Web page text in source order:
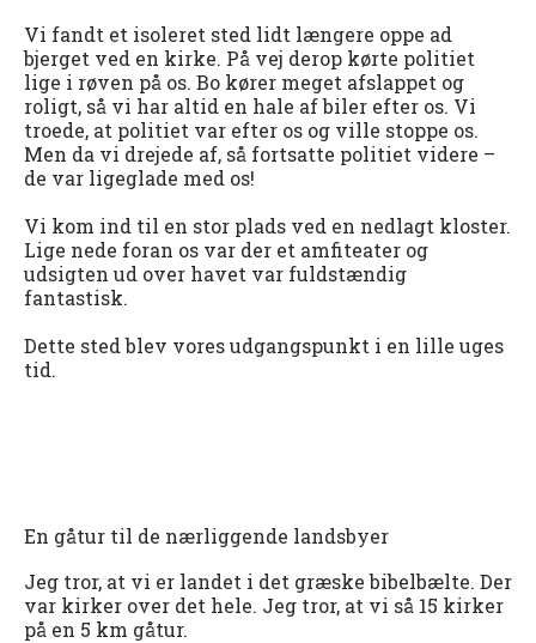
Vi fandt et isoleret sted lidt længere oppe ad
bjerget ved en kirke. På vej derop kørte politiet
lige i røven på os. Bo kører meget afslappet og
roligt, så vi har altid en hale af biler efter os. Vi
troede, at politiet var efter os og ville stoppe os.
Men da vi drejede af, så fortsatte politiet videre –
de var ligeglade med os!
Vi kom ind til en stor plads ved en nedlagt kloster.
Lige nede foran os var der et amfiteater og
udsigten ud over havet var fuldstændig
fantastisk.
Dette sted blev vores udgangspunkt i en lille uges
tid.
En gåtur til de nærliggende landsbyer
Jeg tror, at vi er landet i det græske bibelbælte. Der
var kirker over det hele. Jeg tror, at vi så 15 kirker
på en 5 km gåtur.